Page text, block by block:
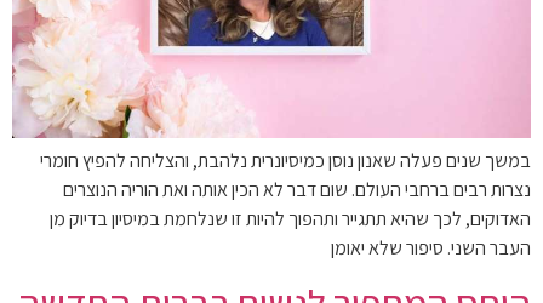
במשך שנים פעלה שאנון נוסן כמיסיונרית נלהבת, והצליחה להפיץ חומרי
נצרות רבים ברחבי העולם. שום דבר לא הכין אותה ואת הוריה הנוצרים
האדוקים, לכך שהיא תתגייר ותהפוך להיות זו שנלחמת במיסיון בדיוק מן
העבר השני. סיפור שלא יאומן